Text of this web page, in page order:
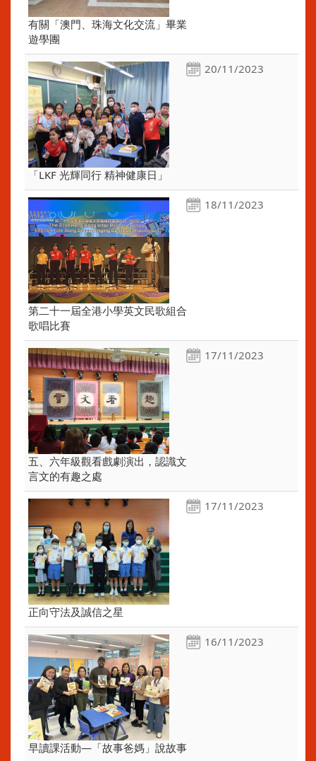
有關「澳門、珠海文化交流」畢業
遊學團
20/11/2023
「LKF 光輝同行 精神健康日」
18/11/2023
第二十一屆全港小學英文民歌組合
歌唱比賽
17/11/2023
五、六年級觀看戲劇演出，認識文
言文的有趣之處
17/11/2023
正向守法及誠信之星
16/11/2023
早讀課活動—「故事爸媽」說故事